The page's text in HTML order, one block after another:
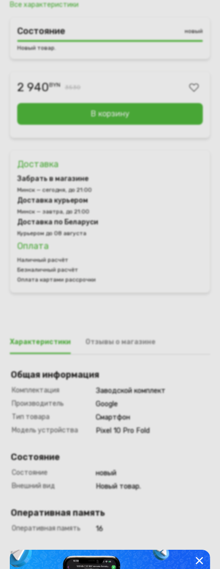
Все характеристики
Состояние новый
Новый товар.
2 940BYN 3530
В корзину
Доставка
Забрать в магазине
Минск — сегодня, до 21:00
Доставка курьером
Минск — завтра, до 21:00
Доставка по Беларуси
Курьером до 08 августа
Оплата
Наличный расчёт
Безналичный расчёт
Оплата картами рассрочки
Характеристики Отзывы о магазине
Общая информация
Комплектация
Заводской комплект
Производитель
Google
Тип товара
Смартфон
Модель устройства
Pixel 10 Pro Fold
Состояние
Состояние
новый
Внешний вид
Новый товар.
Оперативная память
Оперативная память 16
Хранение данных